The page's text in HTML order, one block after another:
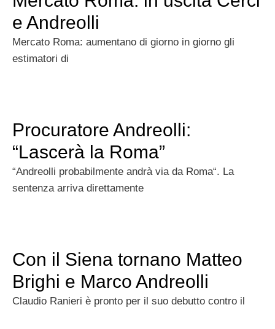
e Andreolli
Mercato Roma: aumentano di giorno in giorno gli
estimatori di
Procuratore Andreolli:
“Lascerà la Roma”
“Andreolli probabilmente andrà via da Roma“. La
sentenza arriva direttamente
Con il Siena tornano Matteo
Brighi e Marco Andreolli
Claudio Ranieri è pronto per il suo debutto contro il